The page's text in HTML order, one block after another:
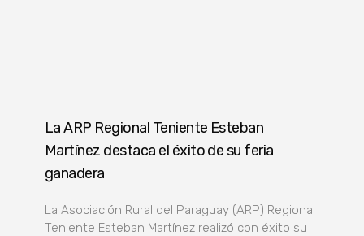
La ARP Regional Teniente Esteban
Martínez destaca el éxito de su feria
ganadera
La Asociación Rural del Paraguay (ARP) Regional
Teniente Esteban Martínez realizó con éxito su